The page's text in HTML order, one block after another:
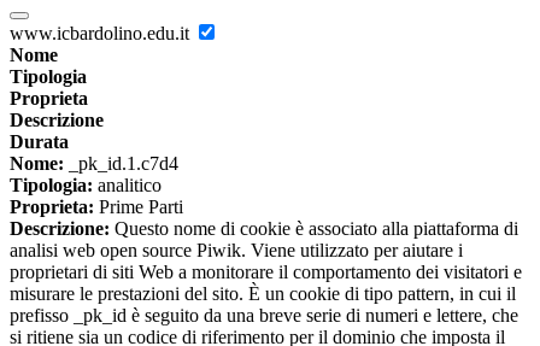
www.icbardolino.edu.it
Nome
Tipologia
Proprieta
Descrizione
Durata
Nome: _pk_id.1.c7d4
Tipologia: analitico
Proprieta: Prime Parti
Descrizione: Questo nome di cookie è associato alla piattaforma di
analisi web open source Piwik. Viene utilizzato per aiutare i
proprietari di siti Web a monitorare il comportamento dei visitatori e
misurare le prestazioni del sito. È un cookie di tipo pattern, in cui il
prefisso _pk_id è seguito da una breve serie di numeri e lettere, che
si ritiene sia un codice di riferimento per il dominio che imposta il